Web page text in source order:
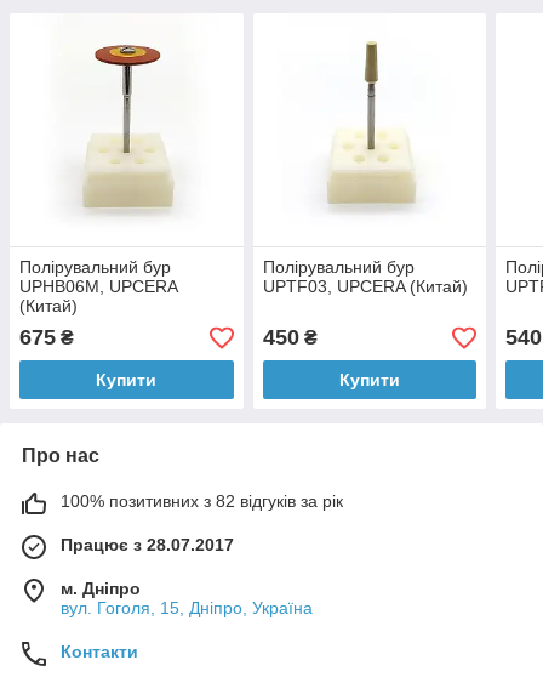
Полірувальний бур
UPHB06М, UPCERA
(Китай)
675 ₴
Купити
Полірувальний бур
UPTF03, UPCERA (Китай)
450₴
Купити
540
Про нас
100% позитивних з 82 відгуків за рік
Працює з 28.07.2017
м. Дніпро
вул. Гоголя, 15, Дніпро, Україна
Контакти